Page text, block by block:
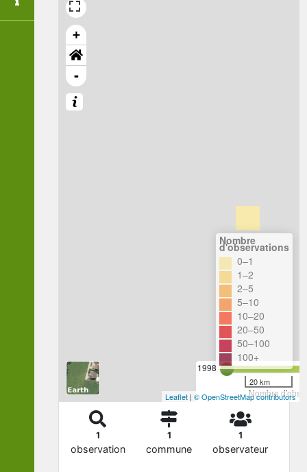
+
-
1998
Nombre
Nombre
d'observations
0–1
1–2
2–5
5–10
10–20
20–50
50–100
100+
20 km
Leaflet | © OpenStreetMap contributors
1
observation
1
commune
1
observateur